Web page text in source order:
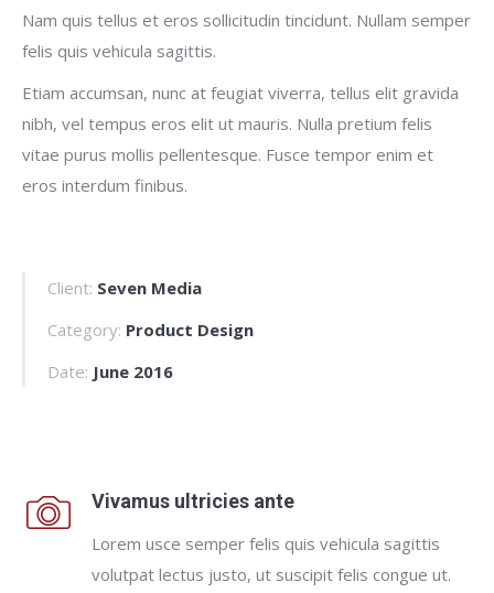
Nam quis tellus et eros sollicitudin tincidunt. Nullam semper
felis quis vehicula sagittis.
Etiam accumsan, nunc at feugiat viverra, tellus elit gravida
nibh, vel tempus eros elit ut mauris. Nulla pretium felis
vitae purus mollis pellentesque. Fusce tempor enim et
eros interdum finibus.
Client: Seven Media
Category: Product Design
Date: June 2016
Vivamus ultricies ante
Lorem usce semper felis quis vehicula sagittis
volutpat lectus justo, ut suscipit felis congue ut.